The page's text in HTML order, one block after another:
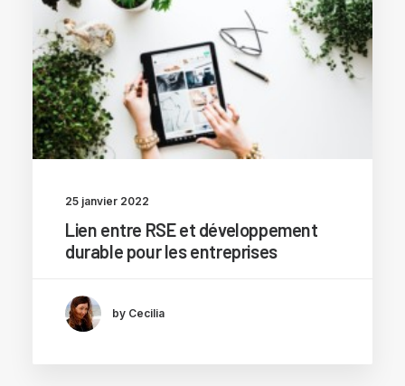
25 janvier 2022
Lien entre RSE et développement
durable pour les entreprises
by Cecilia